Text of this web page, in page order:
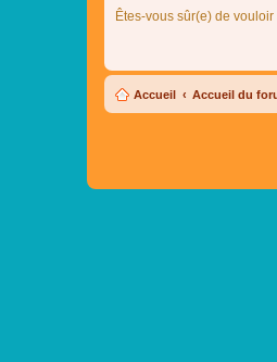
Êtes-vous sûr(e) de
Accueil Accueil du